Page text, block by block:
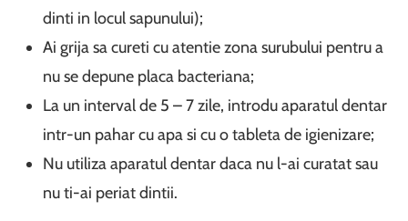
dinti in locul sapunului);
Ai grija sa cureti cu atentie zona surubului pentru a
nu se depune placa bacteriana;
La un interval de 5 – 7 zile, introdu aparatul dentar
intr-un pahar cu apa si cu o tableta de igienizare;
Nu utiliza aparatul dentar daca nu l-ai curatat sau
nu ti-ai periat dintii.